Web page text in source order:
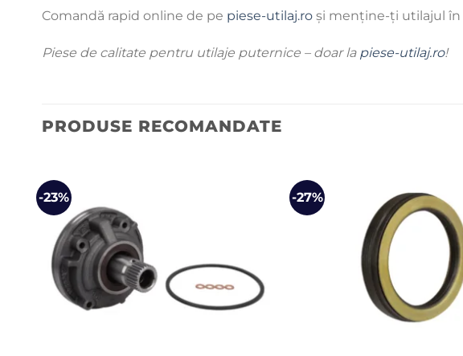
Comandă rapid online de pe piese-utilaj.ro și menține-ți utilajul în
Piese de calitate pentru utilaje puternice – doar la piese-utilaj.ro!
PRODUSE RECOMANDATE
-23% -27%